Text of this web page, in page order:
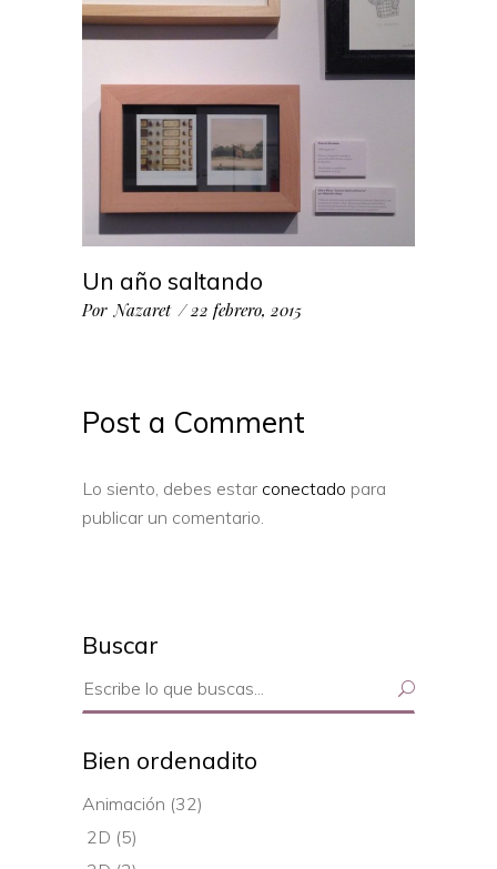
Un año saltando
Por Nazaret 22 febrero, 2015
Post a Comment
Lo siento, debes estar conectado para
publicar un comentario.
Buscar
Search
for:
Bien ordenadito
Animación (32)
2D (5)